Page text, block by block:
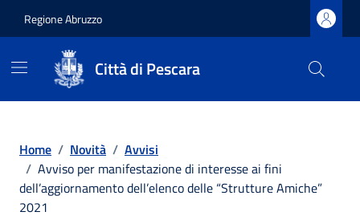
Regione Abruzzo
Città di Pescara
Home / Novità / Avvisi
/ Avviso per manifestazione di interesse ai fini
dell’aggiornamento dell’elenco delle “Strutture Amiche”
2021